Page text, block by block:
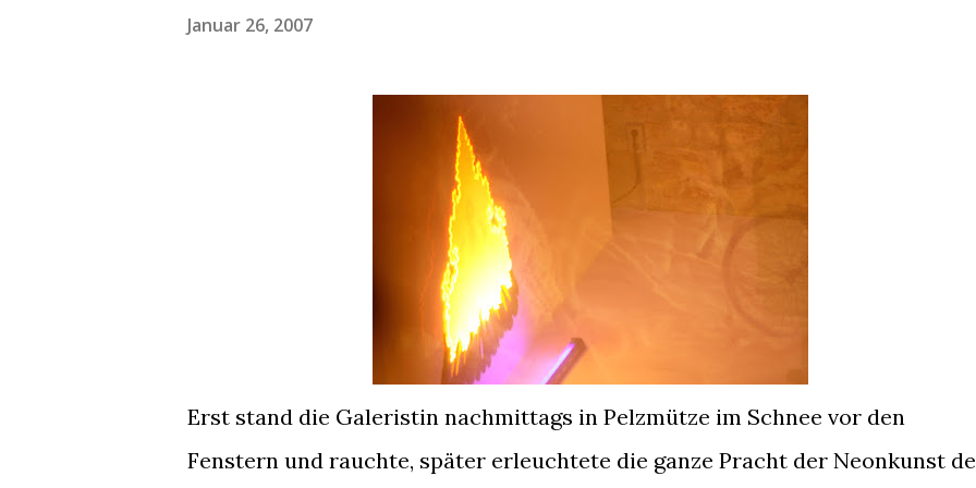
Januar 26, 2007
Erst stand die Galeristin nachmittags in Pelzmütze im Schnee vor den
Fenstern und rauchte, später erleuchtete die ganze Pracht der Neonkunst